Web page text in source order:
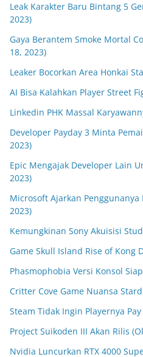
Leak Karakter Baru Bintang 5
2023)
Gaya Berantem Smoke Mortal
18, 2023)
Leaker Bocorkan Area Honkai
AI Bisa Kalahkan Player Street
Linkedin PHK Massal
Developer Payday 3 Minta
2023)
Epic Mengajak Developer Lain
2023)
Microsoft Ajarkan
2023)
Kemungkinan Sony Akuisisi
Game Skull Island Rise of Kong
Phasmophobia Versi Konsol
Critter Cove Game Nuansa
Steam Tidak Ingin Playernya
Project Suikoden III Akan Rilis
Nvidia Luncurkan RTX 4000